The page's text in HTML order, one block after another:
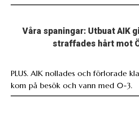
Våra spaningar: Utbuat AIK
straffades hårt mot
PLUS. AIK nollades och förlorade
kom på besök och vann med 0-3.